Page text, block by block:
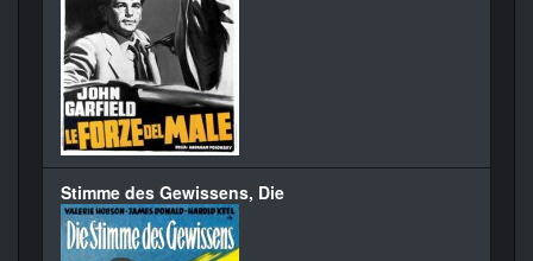
Stimme des Gewissens, Die